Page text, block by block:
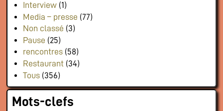
Interview(1)
Media – presse (77)
Non classé (3)
Pause (25)
rencontres(58)
Restaurant(34)
Tous(356)
Mots-clefs